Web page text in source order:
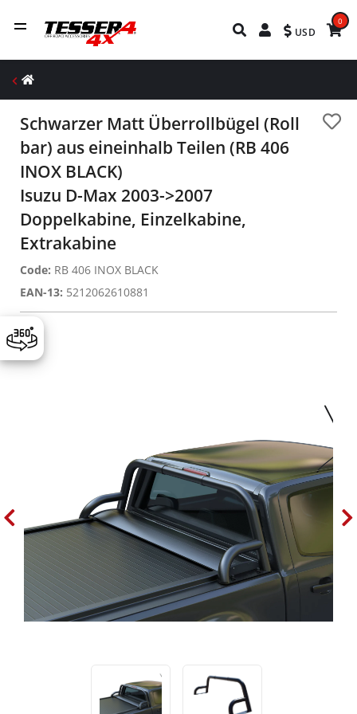
USD
0
Schwarzer Matt Überrollbügel (Roll
bar) aus eineinhalb Teilen (RB 406
INOX BLACK)
Isuzu D-Max 2003->2007
Doppelkabine, Einzelkabine,
Extrakabine
Code: RB 406 INOX BLACK
EAN-13: 5212062610881